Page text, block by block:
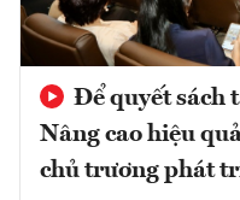
Để quyết sách
Nâng cao hiệu
chủ trương phát